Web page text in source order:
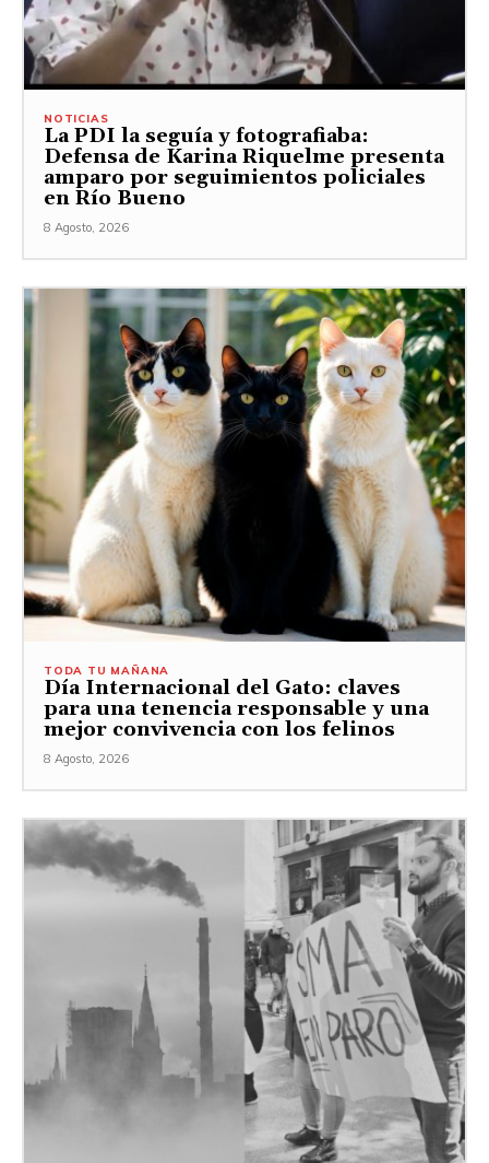
NOTICIAS
La PDI la seguía y fotografiaba:
Defensa de Karina Riquelme presenta
amparo por seguimientos policiales
en Río Bueno
8 Agosto, 2026
TODA TU MAÑANA
Día Internacional del Gato: claves
para una tenencia responsable y una
mejor convivencia con los felinos
8 Agosto, 2026